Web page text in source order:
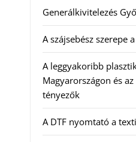
Generálkivitelezés
A szájsebész szerepe
A leggyakoribb
Magyarországon és
tényezők
A DTF nyomtató a